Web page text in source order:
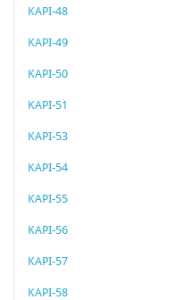
KAPI-48
KAPI-49
KAPI-50
KAPI-51
KAPI-53
KAPI-54
KAPI-55
KAPI-56
KAPI-57
KAPI-58